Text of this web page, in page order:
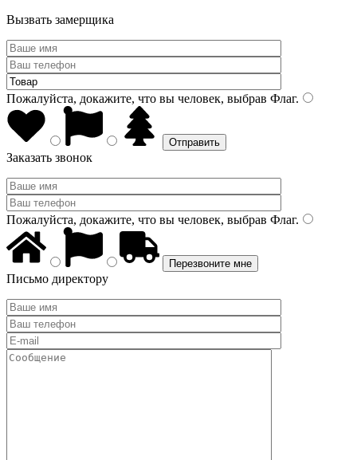
Вызвать замерщика
Пожалуйста, докажите, что вы человек, выбрав Флаг.
Заказать звонок
Пожалуйста, докажите, что вы человек, выбрав Флаг.
Письмо директору